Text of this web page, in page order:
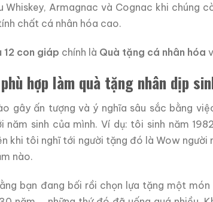
Whiskey, Armagnac và Cognac khi chúng
chất cá nhân hóa cao.
12 con giáp chính là Quà tặng cá nhân hóa
hợp làm quà tặng nhân dịp
gây ấn tượng và ý nghĩa sâu sắc bằng
năm sinh của mình. Ví dụ: tôi sinh năm
khi tôi nghĩ tới người tặng đó là Wow người
nào.
bạn đang bối rồi chọn lựa tặng một